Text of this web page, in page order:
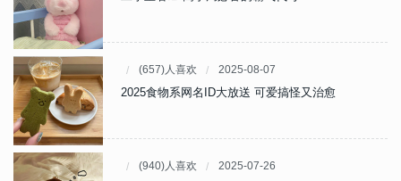
(657)人喜欢 2025-08-07
2025食物系网名ID大放送 可爱搞怪又治愈
(940)人喜欢 2025-07-26